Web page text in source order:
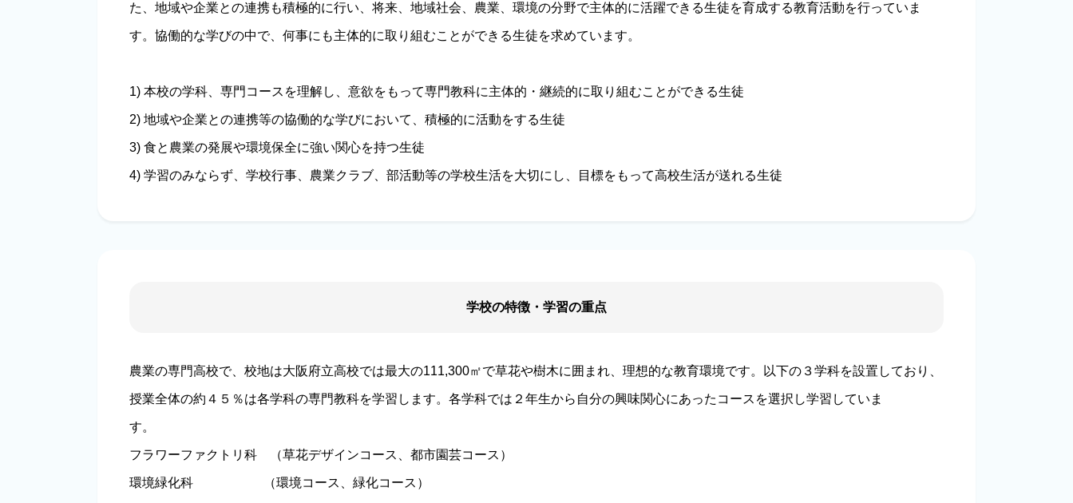
た、地域や企業との連携も積極的に行い、将来、地域社会、農業、環境の分野で主体的に活躍できる生徒を育成する教育活動を行っていま
す。協働的な学びの中で、何事にも主体的に取り組むことができる生徒を求めています。
1) 本校の学科、専門コースを理解し、意欲をもって専門教科に主体的・継続的に取り組むことができる生徒
2) 地域や企業との連携等の協働的な学びにおいて、積極的に活動をする生徒
3) 食と農業の発展や環境保全に強い関心を持つ生徒
4) 学習のみならず、学校行事、農業クラブ、部活動等の学校生活を大切にし、目標をもって高校生活が送れる生徒
学校の特徴・学習の重点
農業の専門高校で、校地は大阪府立高校では最大の111,300㎡で草花や樹木に囲まれ、理想的な教育環境です。以下の３学科を設置しており、
授業全体の約４５％は各学科の専門教科を学習します。各学科では２年生から自分の興味関心にあったコースを選択し学習していま
す。
フラワーファクトリ科 （草花デザインコース、都市園芸コース）
環境緑化科 （環境コース、緑化コース）